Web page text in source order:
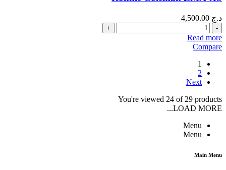
د.ج
Quantity
Read more
Compare
1
2
Next
You're viewed 24 of 29 products
LOAD MORE...
Menu
Menu
Main Menu